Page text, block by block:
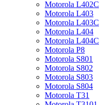
Motorola L402C
Motorola L403
Motorola L403C
Motorola L404
Motorola L404C
Motorola P8
Motorola S801
Motorola S802
Motorola S803
Motorola S804
Motorola T31